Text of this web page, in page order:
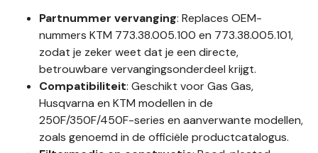
Partnummer vervanging: Replaces OEM-
nummers KTM 773.38.005.100 en 773.38.005.101,
zodat je zeker weet dat je een directe,
betrouwbare vervangingsonderdeel krijgt.
Compatibiliteit: Geschikt voor Gas Gas,
Husqvarna en KTM modellen in de
250F/350F/450F-series en aanverwante modellen,
zoals genoemd in de officiële productcatalogus.